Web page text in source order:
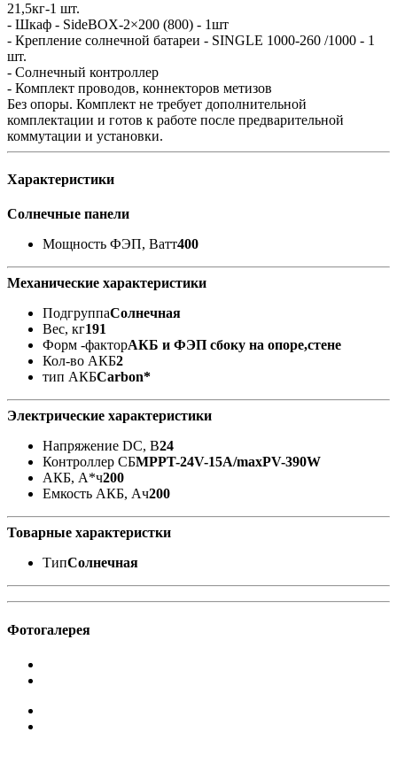
21,5кг-1 шт.
- Шкаф - SideBOX-2×200 (800) - 1шт
- Крепление солнечной батареи - SINGLE 1000-260 /1000 - 1
шт.
- Солнечный контроллер
- Комплект проводов, коннекторов метизов
Без опоры. Комплект не требует дополнительной
комплектации и готов к работе после предварительной
коммутации и установки.
Характеристики
Солнечные панели
Мощность ФЭП, Ватт400
Механические характеристики
ПодгруппаСолнечная
Вес, кг191
Форм -факторАКБ и ФЭП сбоку на опоре,стене
Кол-во АКБ2
тип АКБCarbon*
Электрические характеристики
Напряжение DC, В24
Контроллер СБMPPT-24V-15A/maxPV-390W
АКБ, А*ч200
Емкость АКБ, Ач200
Товарные характеристки
ТипСолнечная
Фотогалерея